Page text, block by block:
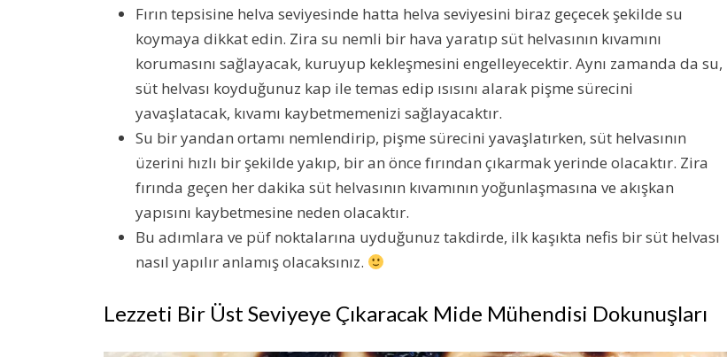
Fırın tepsisine helva seviyesinde hatta helva seviyesini biraz geçecek şekilde su
koymaya dikkat edin. Zira su nemli bir hava yaratıp süt helvasının kıvamını
korumasını sağlayacak, kuruyup kekleşmesini engelleyecektir. Aynı zamanda da su,
süt helvası koyduğunuz kap ile temas edip ısısını alarak pişme sürecini
yavaşlatacak, kıvamı kaybetmemenizi sağlayacaktır.
Su bir yandan ortamı nemlendirip, pişme sürecini yavaşlatırken, süt helvasının
üzerini hızlı bir şekilde yakıp, bir an önce fırından çıkarmak yerinde olacaktır. Zira
fırında geçen her dakika süt helvasının kıvamının yoğunlaşmasına ve akışkan
yapısını kaybetmesine neden olacaktır.
Bu adımlara ve püf noktalarına uyduğunuz takdirde, ilk kaşıkta nefis bir süt helvası
nasıl yapılır anlamış olacaksınız.
Lezzeti Bir Üst Seviyeye Çıkaracak Mide Mühendisi Dokunuşları